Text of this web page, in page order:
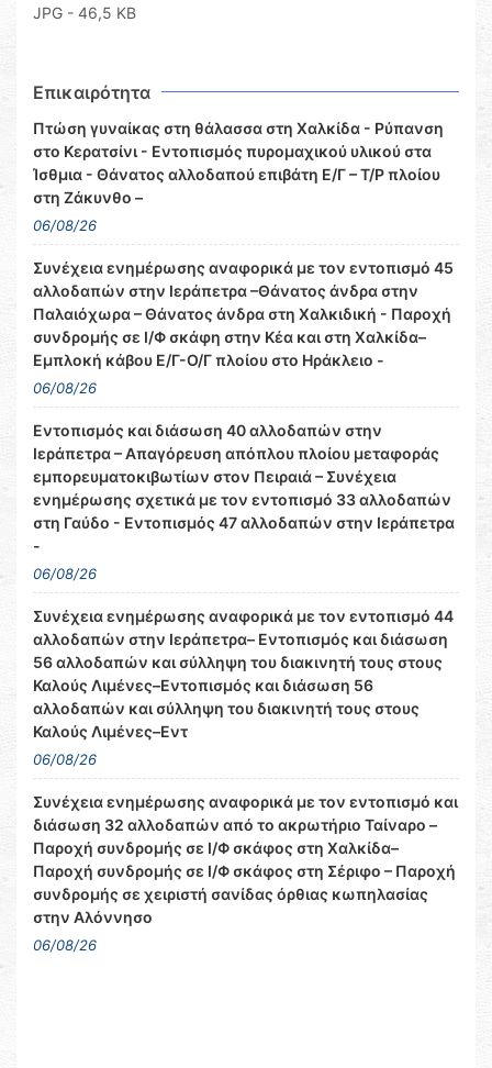
JPG - 46,5 KB
Επικαιρότητα
Πτώση γυναίκας στη θάλασσα στη Χαλκίδα - Ρύπανση
στο Κερατσίνι - Εντοπισμός πυρομαχικού υλικού στα
Ίσθμια - Θάνατος αλλοδαπού επιβάτη Ε/Γ – Τ/Ρ πλοίου
στη Ζάκυνθο –
06/08/26
Συνέχεια ενημέρωσης αναφορικά με τον εντοπισμό 45
αλλοδαπών στην Ιεράπετρα –Θάνατος άνδρα στην
Παλαιόχωρα – Θάνατος άνδρα στη Χαλκιδική - Παροχή
συνδρομής σε Ι/Φ σκάφη στην Κέα και στη Χαλκίδα–
Εμπλοκή κάβου Ε/Γ-Ο/Γ πλοίου στο Ηράκλειο -
06/08/26
Εντοπισμός και διάσωση 40 αλλοδαπών στην
Ιεράπετρα – Απαγόρευση απόπλου πλοίου μεταφοράς
εμπορευματοκιβωτίων στον Πειραιά – Συνέχεια
ενημέρωσης σχετικά με τον εντοπισμό 33 αλλοδαπών
στη Γαύδο - Εντοπισμός 47 αλλοδαπών στην Ιεράπετρα
-
06/08/26
Συνέχεια ενημέρωσης αναφορικά με τον εντοπισμό 44
αλλοδαπών στην Ιεράπετρα– Εντοπισμός και διάσωση
56 αλλοδαπών και σύλληψη του διακινητή τους στους
Καλούς Λιμένες–Εντοπισμός και διάσωση 56
αλλοδαπών και σύλληψη του διακινητή τους στους
Καλούς Λιμένες–Εντ
06/08/26
Συνέχεια ενημέρωσης αναφορικά με τον εντοπισμό και
διάσωση 32 αλλοδαπών από το ακρωτήριο Ταίναρο –
Παροχή συνδρομής σε Ι/Φ σκάφος στη Χαλκίδα–
Παροχή συνδρομής σε Ι/Φ σκάφος στη Σέριφο – Παροχή
συνδρομής σε χειριστή σανίδας όρθιας κωπηλασίας
στην Αλόννησο
06/08/26